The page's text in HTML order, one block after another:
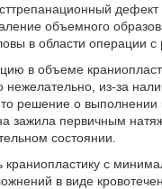
объемного
в области операции
в объеме
из-за
решение о
зажила первичным
состоянии.
с
в виде